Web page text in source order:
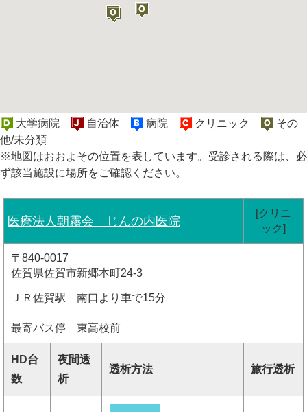
大学病院 自治体 病院 クリニック
その
他/未分類
※地図はおおよその位置を表しています。受診される際は、必
ず該当施設に場所をご確認ください。
医療法人朝霧会 じんの内医院
[クリニ
ック]
〒840-0017
佐賀県佐賀市新郷本町24-3
ＪＲ佐賀駅 南口より車で15分
最寄バス停 東高校前
HD台
数
夜間透
析
透析方法 旅行透析